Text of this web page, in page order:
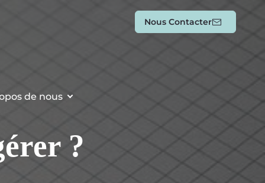
Nous Contacter
de nous
?